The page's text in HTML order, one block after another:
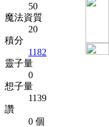
50
魔法資質
20
積分
1182
靈子量
0
想子量
1139
讚
0 個